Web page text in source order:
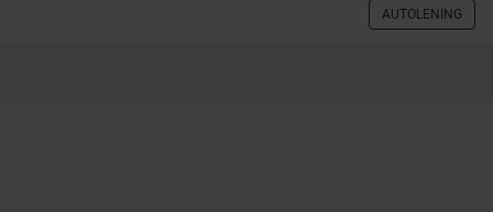
AUTOLENING